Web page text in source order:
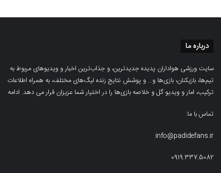
درباره ما
سایت ورزشی هواداران پدیده جدیدترین، و جذاب‌ترین اخبار و ویدیوهای مربوط به
تیم‌ها، بازیکنان، بازی‌ها و… و پوشش نتایج زنده لیگ‌های مختلف، به همراه اطلاعات
ترکیب، امار و ویدیو‌‌ گل‌ و خلاصه بازی‌ها را در اختیار شما عزیزان قرار می دهد. ادامه
تماس با ما:
info@padidefans.ir
0919.337.5082